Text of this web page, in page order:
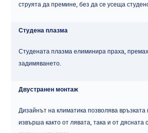
струята да премине, без да се усеща
Студена плазма
Студената плазма елиминира праха,
задимяването.
Двустранен монтаж
Дизайнът на климатика позволява
извърша както от лявата, така и от дясната